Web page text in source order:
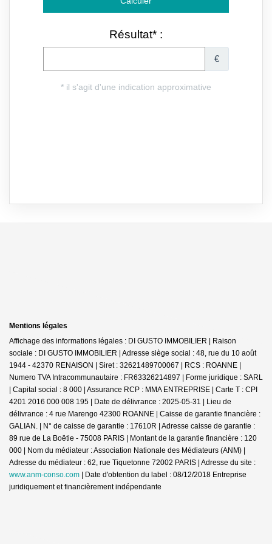
Mentions légales
Affichage des informations légales : DI GUSTO IMMOBILIER | Raison
sociale : DI GUSTO IMMOBILIER | Adresse siège social : 48, rue du 10 août
1944 - 42370 RENAISON | Siret : 32621489700067 | RCS : ROANNE |
Numero TVA Intracommunautaire : FR63326214897 | Forme juridique : SARL
| Capital social : 8 000 | Assurance RCP : MMA ENTREPRISE | Carte T : CPI
4201 2016 000 008 195 | Date de délivrance : 2025-05-31 | Lieu de
délivrance : 4 rue Marengo 42300 ROANNE | Caisse de garantie financière :
GALIAN. | N° de caisse de garantie : 17610R | Adresse caisse de garantie :
89 rue de La Boëtie - 75008 PARIS | Montant de la garantie financière : 120
000 | Nom du médiateur : Association Nationale des Médiateurs (ANM) |
Adresse du médiateur : 62, rue Tiquetonne 72002 PARIS | Adresse du site :
www.anm-conso.com | Date d'obtention du label : 08/12/2018 Entreprise
juridiquement et financièrement indépendante